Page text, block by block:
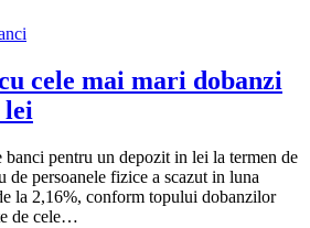
cele mai mari dobanzi
lei
banci pentru un depozit in lei la termen de
de persoanele fizice a scazut in luna
la 2,16%, conform topului dobanzilor
de cele…